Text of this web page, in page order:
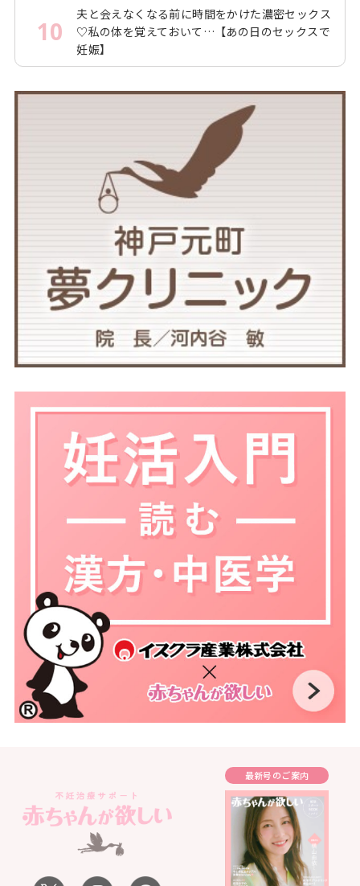
10
夫と会えなくなる前に時間をかけた濃密セックス
♡私の体を覚えておいて…【あの日のセックスで
妊娠】
最新号のご案内